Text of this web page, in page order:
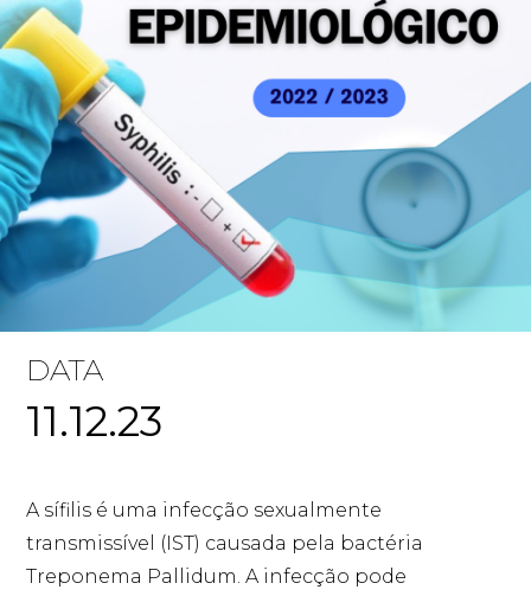
DATA
11.12.23
A sífilis é uma infecção sexualmente
transmissível (IST) causada pela bactéria
Treponema Pallidum. A infecção pode